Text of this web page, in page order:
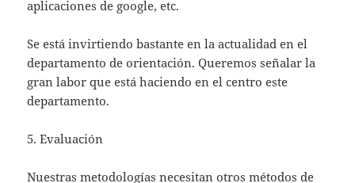
aplicaciones de google, etc.
Se está invirtiendo bastante en la actualidad en el
departamento de orientación. Queremos señalar la
gran labor que está haciendo en el centro este
departamento.
5. Evaluación
Nuestras metodologías necesitan otros métodos de